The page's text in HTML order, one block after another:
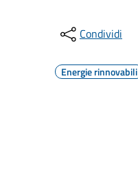
Condividi
Energie rinnovabili